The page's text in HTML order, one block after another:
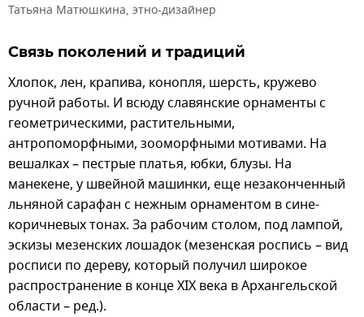
Татьяна Матюшкина, этно-дизайнер
Связь поколений и традиций
Хлопок, лен, крапива, конопля, шерсть, кружево
ручной работы. И всюду славянские орнаменты с
геометрическими, растительными,
антропоморфными, зооморфными мотивами. На
вешалках – пестрые платья, юбки, блузы. На
манекене, у швейной машинки, еще незаконченный
льняной сарафан с нежным орнаментом в сине-
коричневых тонах. За рабочим столом, под лампой,
эскизы мезенских лошадок (мезенская роспись – вид
росписи по дереву, который получил широкое
распространение в конце XIX века в Архангельской
области – ред.).